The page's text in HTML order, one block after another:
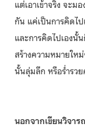
แต่เอาเข้าจริง จะม
กัน แค่เป็นการคิดไ
และการคิดไปเองนั้
สร้างความหมายให
นั้นลุ่มลึก หรือร่ำรว
นอกจากเขียนวิจา